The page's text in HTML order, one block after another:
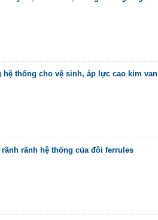
thống cho vệ sinh, áp lực cao kim van
rãnh hệ thống của đôi ferrules